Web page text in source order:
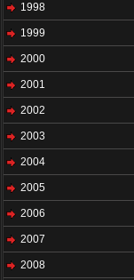
1998
1999
2000
2001
2002
2003
2004
2005
2006
2007
2008